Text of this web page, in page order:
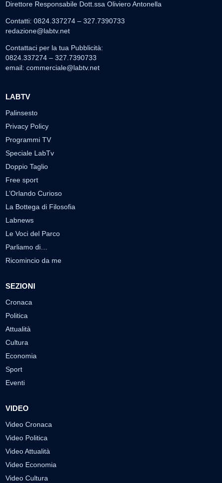
Direttore Responsabile Dott.ssa Oliviero Antonella
Contatti: 0824.337274 – 327.7390733
redazione@labtv.net
Contattaci per la tua Pubblicità:
0824.337274 – 327.7390733
email: commerciale@labtv.net
LABTV
Palinsesto
Privacy Policy
Programmi TV
Speciale LabTv
Doppio Taglio
Free sport
L’Orlando Curioso
La Bottega di Filosofia
Labnews
Le Voci del Parco
Parliamo di…
Ricomincio da me
SEZIONI
Cronaca
Politica
Attualità
Cultura
Economia
Sport
Eventi
VIDEO
Video Cronaca
Video Politica
Video Attualità
Video Economia
Video Cultura